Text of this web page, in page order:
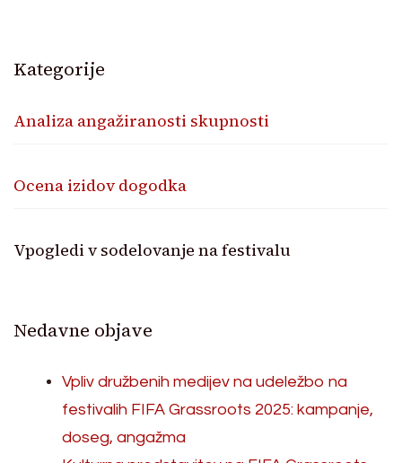
Kategorije
Analiza angažiranosti skupnosti
Ocena izidov dogodka
Vpogledi v sodelovanje na festivalu
Nedavne objave
Vpliv družbenih medijev na udeležbo na
festivalih FIFA Grassroots 2025: kampanje,
doseg, angažma